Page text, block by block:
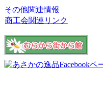
その他関連情報
商工会関連リンク